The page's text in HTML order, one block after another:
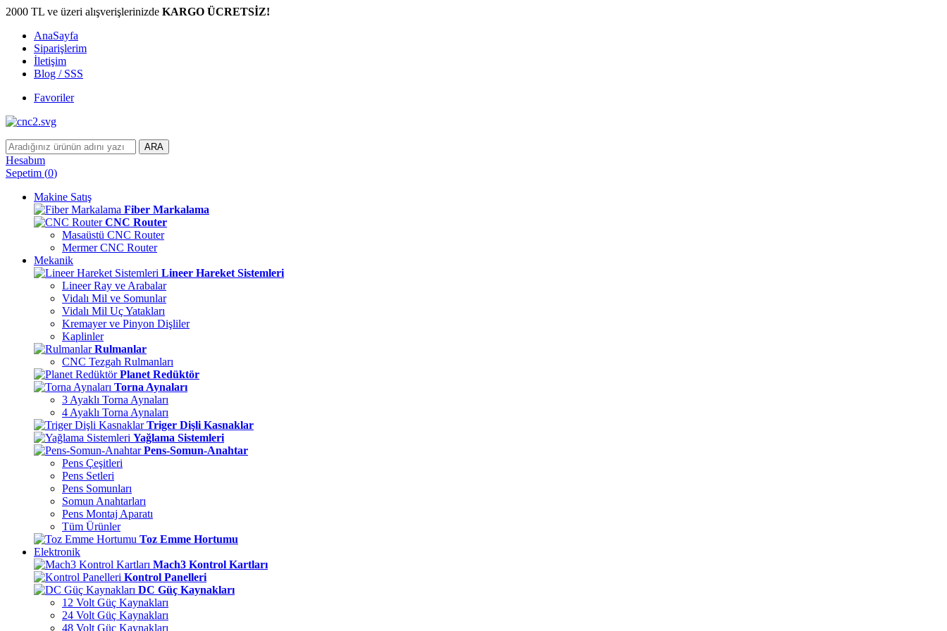
2000 TL ve üzeri alışverişlerinizde KARGO ÜCRETSİZ!
AnaSayfa
Siparişlerim
İletişim
Blog / SSS
Favoriler
ARA
Hesabım
Sepetim (0)
Makine Satış
Fiber Markalama
CNC Router
Masaüstü CNC Router
Mermer CNC Router
Mekanik
Lineer Hareket Sistemleri
Lineer Ray ve Arabalar
Vidalı Mil ve Somunlar
Vidalı Mil Uç Yatakları
Kremayer ve Pinyon Dişliler
Kaplinler
Rulmanlar
CNC Tezgah Rulmanları
Planet Redüktör
Torna Aynaları
3 Ayaklı Torna Aynaları
4 Ayaklı Torna Aynaları
Triger Dişli Kasnaklar
Yağlama Sistemleri
Pens-Somun-Anahtar
Pens Çeşitleri
Pens Setleri
Pens Somunları
Somun Anahtarları
Pens Montaj Aparatı
Tüm Ürünler
Toz Emme Hortumu
Elektronik
Mach3 Kontrol Kartları
Kontrol Panelleri
DC Güç Kaynakları
12 Volt Güç Kaynakları
24 Volt Güç Kaynakları
48 Volt Güç Kaynakları